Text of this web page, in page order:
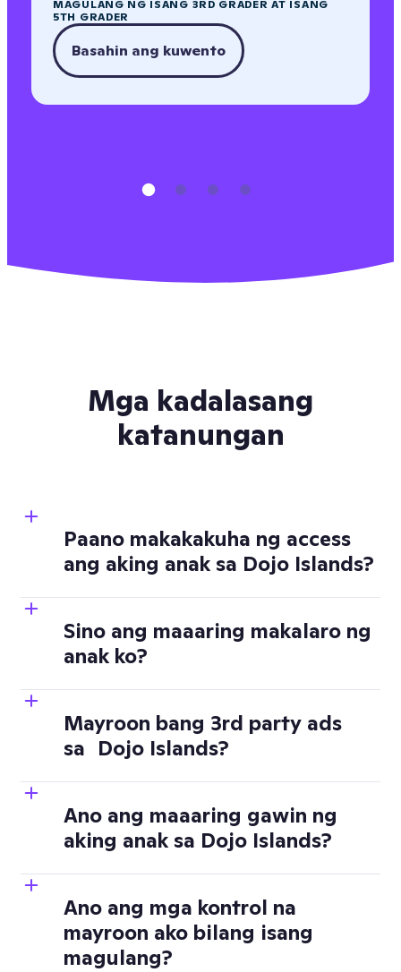
MAGULANG NG ISANG 3RD GRADER AT ISANG
5TH GRADER
Basahin ang kuwento
Mga kadalasang
katanungan
Paano makakakuha ng access
ang aking anak sa Dojo Islands?
(I-click ang iyong
(higit pa tungkol
sa mga account ng mag-aaral dito)
Sino ang maaaring makalaro ng
anak ko?
Mayroon bang 3rd party ads
sa Dojo Islands?
Ano ang maaaring gawin ng
aking anak sa Dojo Islands?
Ano ang mga kontrol na
mayroon ako bilang isang
magulang?